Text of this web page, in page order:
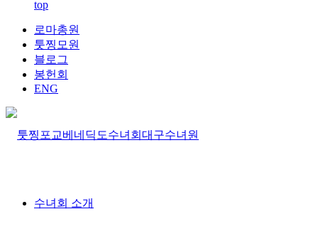
top
로마총원
툿찡모원
블로그
봉헌회
ENG
수녀회 소개